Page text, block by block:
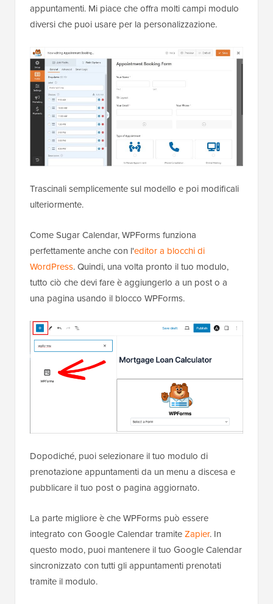
appuntamenti. Mi piace che offra molti campi modulo
diversi che puoi usare per la personalizzazione.
Trascinali semplicemente sul modello e poi modificali
ulteriormente.
Come Sugar Calendar, WPForms funziona
perfettamente anche con l'editor a blocchi di
WordPress. Quindi, una volta pronto il tuo modulo,
tutto ciò che devi fare è aggiungerlo a un post o a
una pagina usando il blocco WPForms.
Dopodiché, puoi selezionare il tuo modulo di
prenotazione appuntamenti da un menu a discesa e
pubblicare il tuo post o pagina aggiornato.
La parte migliore è che WPForms può essere
integrato con Google Calendar tramiteZapier. In
questo modo, puoi mantenere il tuo Google Calendar
sincronizzato con tutti gli appuntamenti prenotati
tramite il modulo.